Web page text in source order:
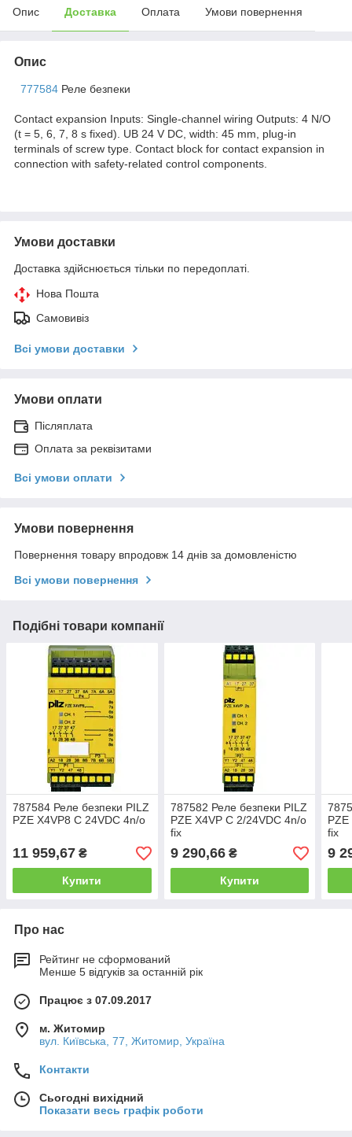
Опис Доставка Оплата Умови повернення
Опис
777584 Реле безпеки
Contact expansion Inputs: Single-channel wiring Outputs: 4 N/O
(t = 5, 6, 7, 8 s fixed). UB 24 V DC, width: 45 mm, plug-in
terminals of screw type. Contact block for contact expansion in
connection with safety-related control components.
Умови доставки
Доставка здійснюється тільки по передоплаті.
Нова Пошта
Самовивіз
Всі умови доставки
Умови оплати
Післяплата
Оплата за реквізитами
Всі умови оплати
Умови повернення
Повернення товару впродовж 14 днів за домовленістю
Всі умови повернення
Подібні товари компанії
787584 Реле безпеки PILZ
PZE X4VP8 C 24VDC 4n/o
11 959,67 ₴
Купити
787582 Реле безпеки PILZ
PZE X4VP C 2/24VDC 4n/o
fix
9 290,66₴
Купити
fix
9
Про нас
Рейтинг не сформований
Менше 5 відгуків за останній рік
Працює з 07.09.2017
м. Житомир
вул. Київська, 77, Житомир, Україна
Контакти
Сьогодні вихідний
Показати весь графік роботи